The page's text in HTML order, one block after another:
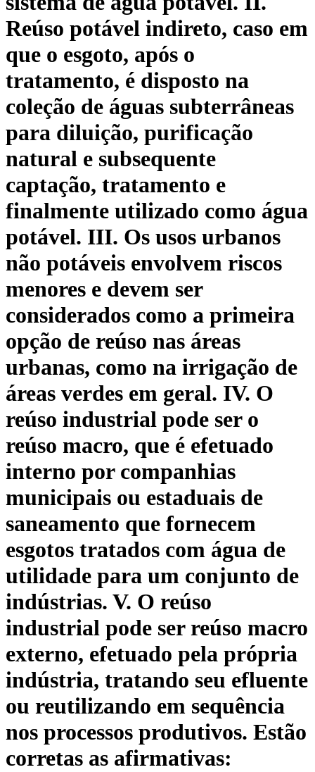
Reúso potável indireto, caso em
que o esgoto, após o
tratamento, é disposto na
coleção de águas subterrâneas
para diluição, purificação
natural e subsequente
captação, tratamento e
finalmente utilizado como água
potável. III. Os usos urbanos
não potáveis envolvem riscos
menores e devem ser
considerados como a primeira
opção de reúso nas áreas
urbanas, como na irrigação de
áreas verdes em geral. IV. O
reúso industrial pode ser o
reúso macro, que é efetuado
interno por companhias
municipais ou estaduais de
saneamento que fornecem
esgotos tratados com água de
utilidade para um conjunto de
indústrias. V. O reúso
industrial pode ser reúso macro
externo, efetuado pela própria
indústria, tratando seu efluente
ou reutilizando em sequência
nos processos produtivos. Estão
corretas as afirmativas: